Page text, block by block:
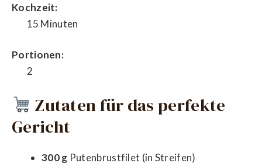
Kochzeit:
15 Minuten
Portionen:
2
Zutaten für das perfekte
Gericht
300 g Putenbrustfilet (in Streifen)